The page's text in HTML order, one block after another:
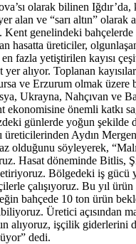
olarak bilinen
alan ve “sarı altın” olarak
Kent genelindeki bahçelerde
hasatta üreticiler,
fazla yetiştirilen kayısı
yer alıyor. Toplanan
ve Erzurum olmak üzere
Ukrayna, Nahçıvan ve
önemli katkı
günlerde yoğun şekilde
üreticilerinden Aydın
olduğunu söyleyerek,
Hasat döneminde Bitlis,
Bölgedeki iş gücü
çalışıyoruz. Bu yıl
bahçede 10 ton ürün
Üretici açısından
alıyoruz, işçilik giderlerini
dedi.